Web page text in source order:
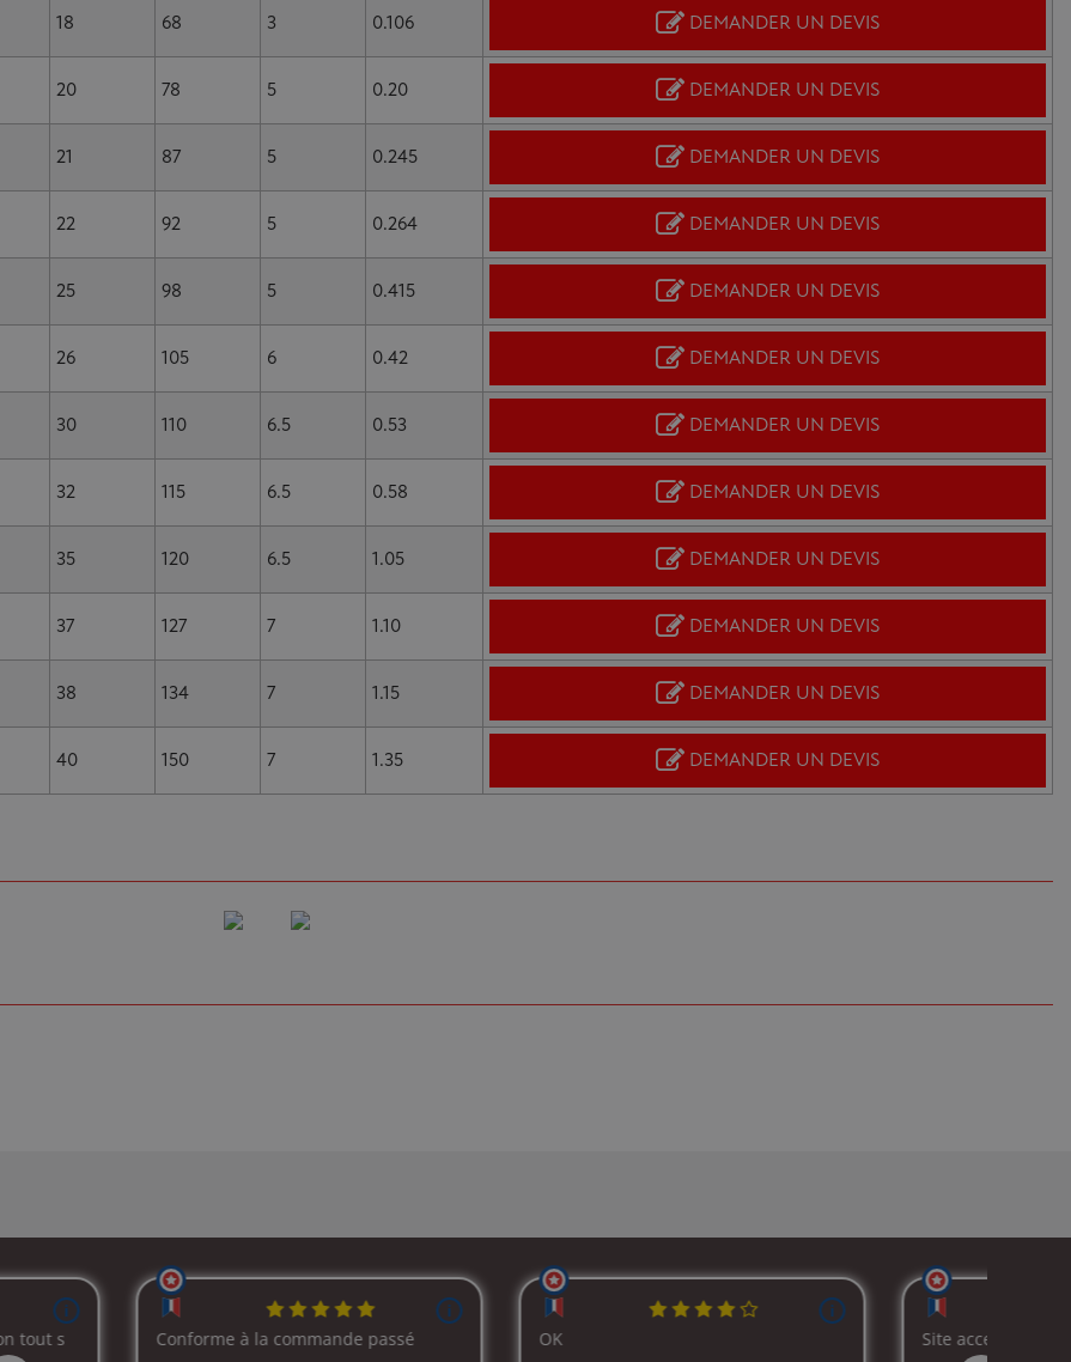
18 68 3 0.106 DEMANDER UN DEVIS
20 78 5 0.20 DEMANDER UN DEVIS
21 87 5 0.245 DEMANDER UN DEVIS
22 92 5 0.264 DEMANDER UN DEVIS
25 98 5 0.415 DEMANDER UN DEVIS
26 105 6 0.42 DEMANDER UN DEVIS
30 110 6.5 0.53 DEMANDER UN DEVIS
32 115 6.5 0.58 DEMANDER UN DEVIS
35 120 6.5 1.05 DEMANDER UN DEVIS
37 127 7 1.10 DEMANDER UN DEVIS
38 134 7 1.15 DEMANDER UN DEVIS
40 150 7 1.35 DEMANDER UN DEVIS